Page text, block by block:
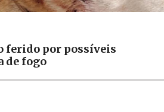
ferido por possíveis
de fogo